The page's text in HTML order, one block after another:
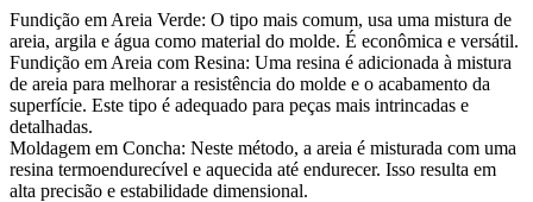
Fundição em Areia Verde: O tipo mais comum, usa uma mistura de
areia, argila e água como material do molde. É econômica e versátil.
Fundição em Areia com Resina: Uma resina é adicionada à mistura
de areia para melhorar a resistência do molde e o acabamento da
superfície. Este tipo é adequado para peças mais intrincadas e
detalhadas.
Moldagem em Concha: Neste método, a areia é misturada com uma
resina termoendurecível e aquecida até endurecer. Isso resulta em
alta precisão e estabilidade dimensional.